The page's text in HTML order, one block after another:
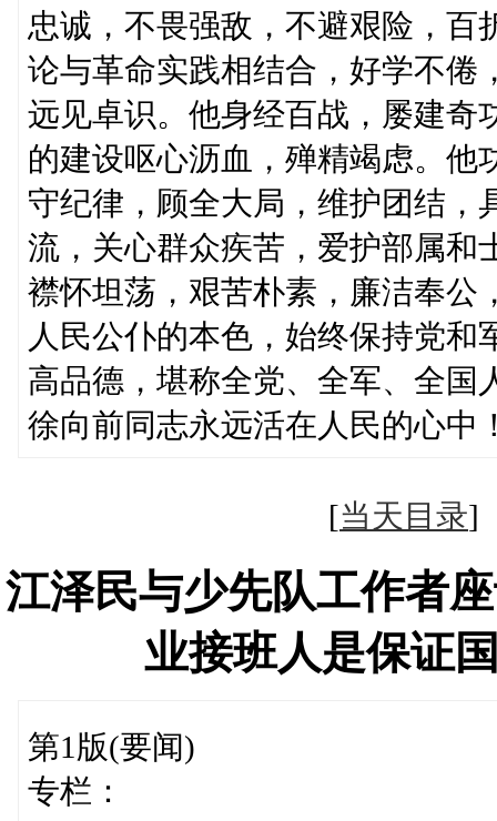
忠诚，不畏强敌，不避艰险，百
论与革命实践相结合，好学不倦
远见卓识。他身经百战，屡建奇
的建设呕心沥血，殚精竭虑。他
守纪律，顾全大局，维护团结，
流，关心群众疾苦，爱护部属和
襟怀坦荡，艰苦朴素，廉洁奉公
人民公仆的本色，始终保持党
高品德，堪称全党、全军、全国
徐向前同志永远活在人民的心中
[当天目录
江泽民与少先队工作者
业接班人是保证
第1版(要闻)
专栏：